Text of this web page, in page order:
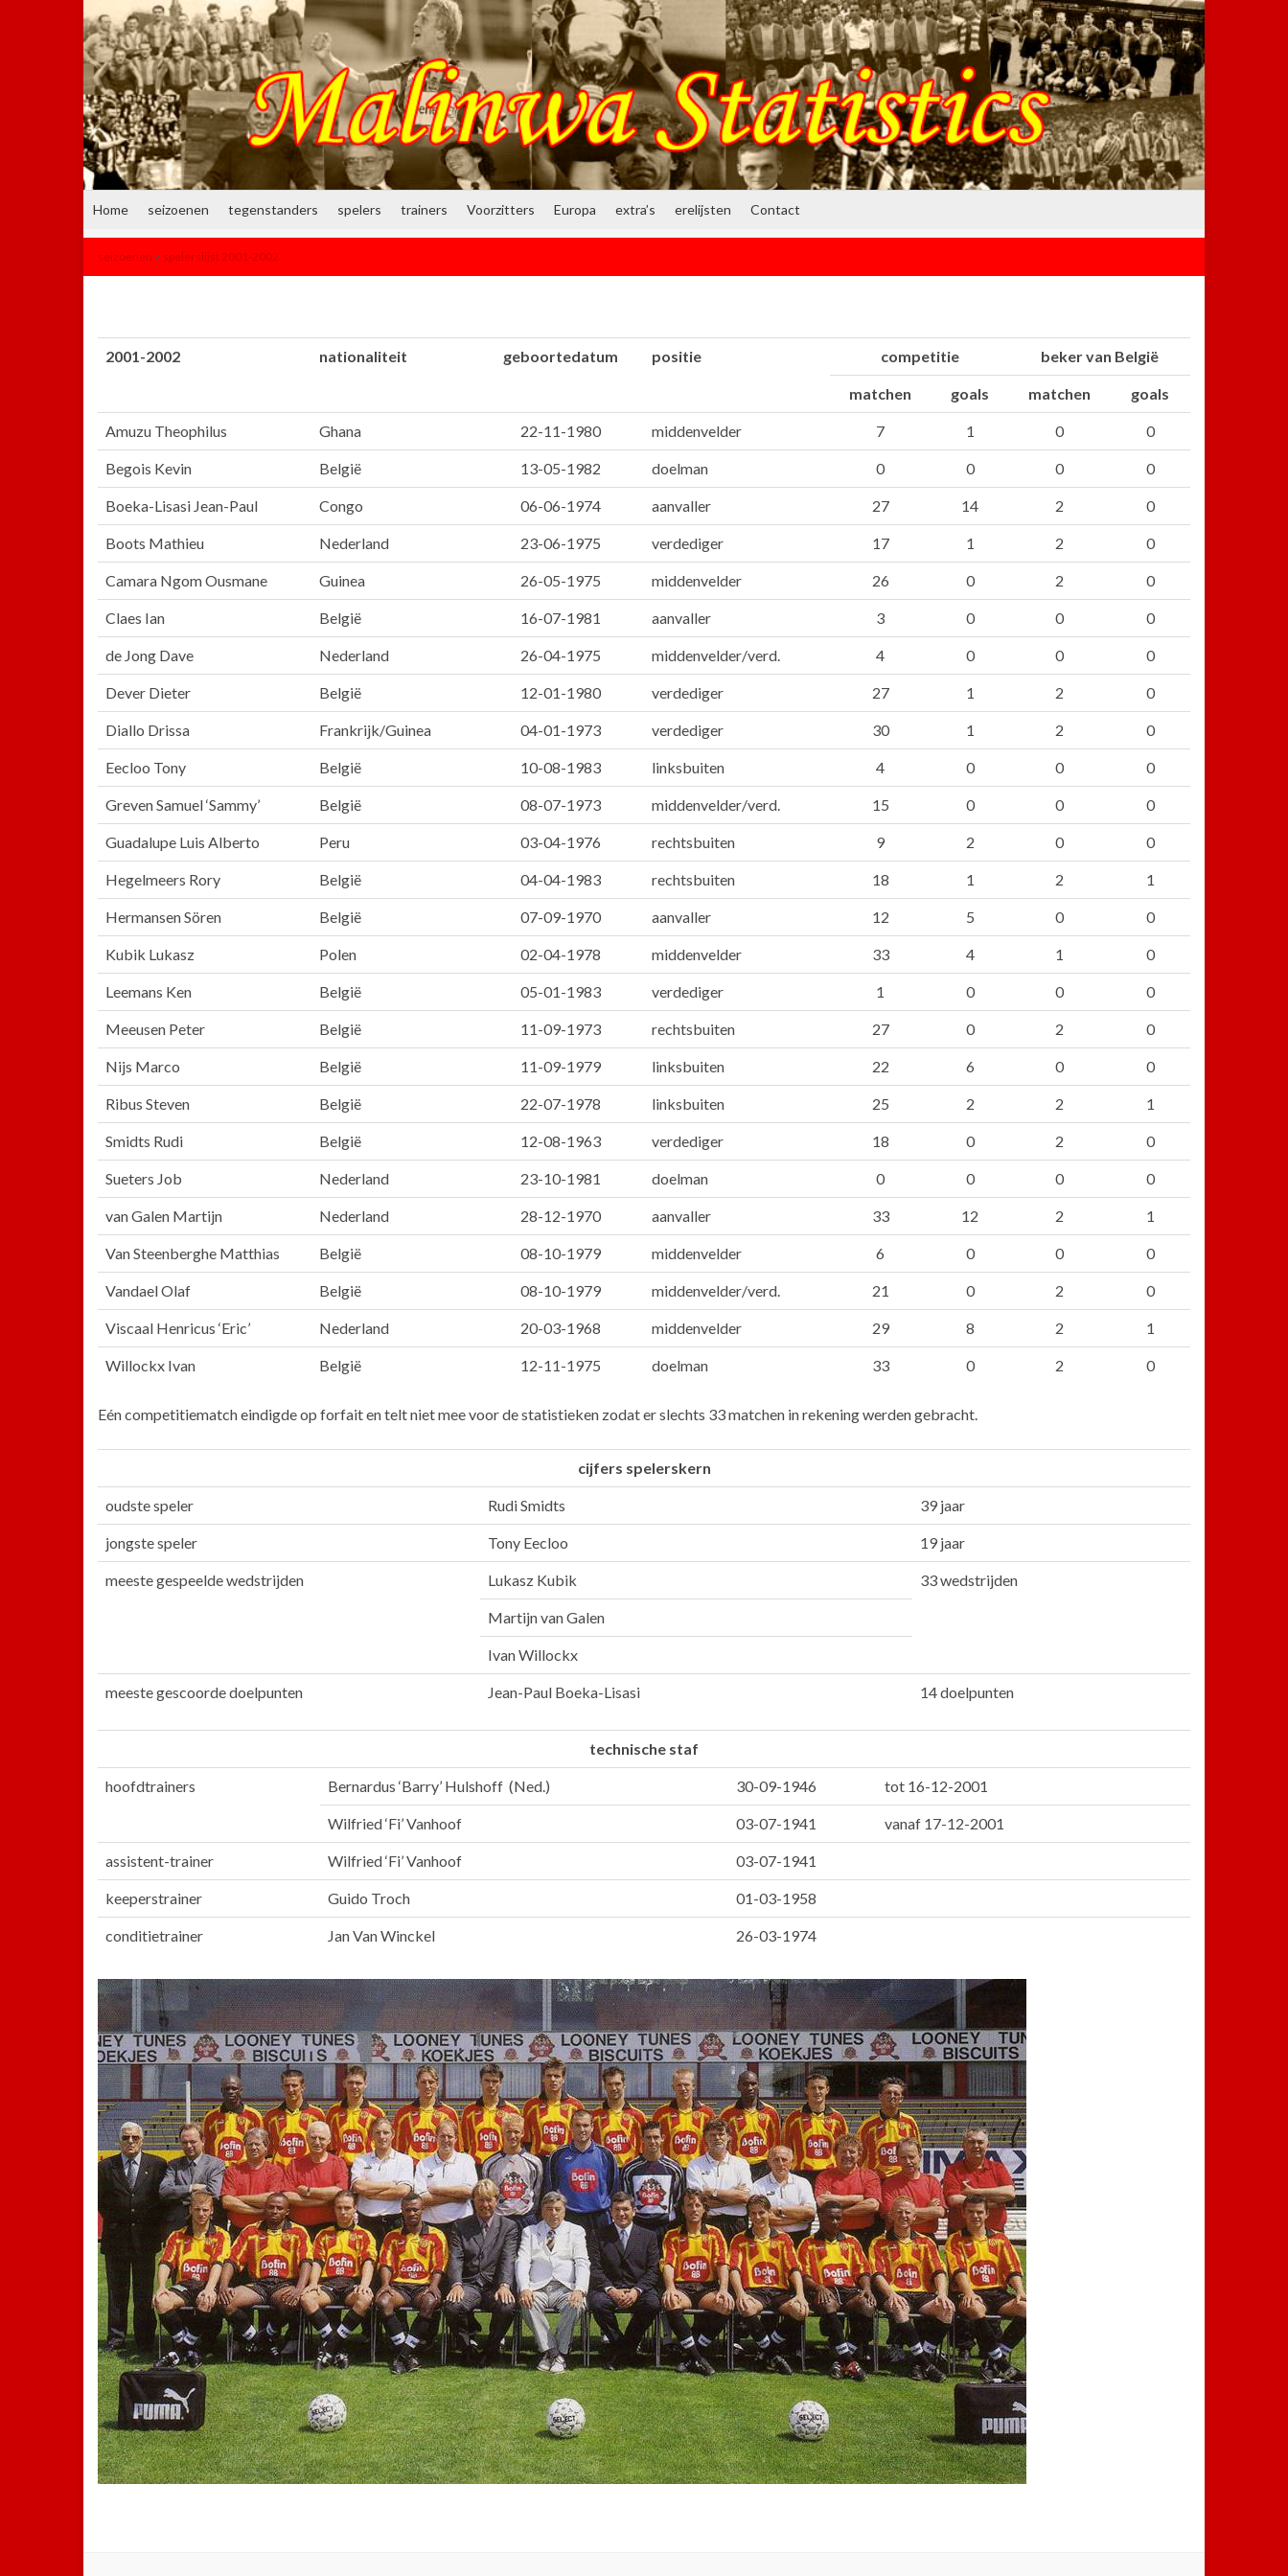
Home seizoenen tegenstanders spelers trainers Voorzitters Europa extra’s erelijsten Contact
seizoenen > spelerslijst 2001-2002
2001-2002 nationaliteit geboortedatum positie competitie beker van België
matchen goals matchen goals
Amuzu Theophilus Ghana 22-11-1980 middenvelder 7 1 0 0
Begois Kevin België 13-05-1982 doelman 0 0 0 0
Boeka-Lisasi Jean-Paul Congo 06-06-1974 aanvaller 27 14 2 0
Boots Mathieu Nederland 23-06-1975 verdediger 17 1 2 0
Camara Ngom Ousmane Guinea 26-05-1975 middenvelder 26 0 2 0
Claes Ian België 16-07-1981 aanvaller 3 0 0 0
de Jong Dave Nederland 26-04-1975 middenvelder/verd. 4 0 0 0
Dever Dieter België 12-01-1980 verdediger 27 1 2 0
Diallo Drissa Frankrijk/Guinea 04-01-1973 verdediger 30 1 2 0
Eecloo Tony België 10-08-1983 linksbuiten 4 0 0 0
Greven Samuel ‘Sammy’ België 08-07-1973 middenvelder/verd. 15 0 0 0
Guadalupe Luis Alberto Peru 03-04-1976 rechtsbuiten 9 2 0 0
Hegelmeers Rory België 04-04-1983 rechtsbuiten 18 1 2 1
Hermansen Sören België 07-09-1970 aanvaller 12 5 0 0
Kubik Lukasz Polen 02-04-1978 middenvelder 33 4 1 0
Leemans Ken België 05-01-1983 verdediger 1 0 0 0
Meeusen Peter België 11-09-1973 rechtsbuiten 27 0 2 0
Nijs Marco België 11-09-1979 linksbuiten 22 6 0 0
Ribus Steven België 22-07-1978 linksbuiten 25 2 2 1
Smidts Rudi België 12-08-1963 verdediger 18 0 2 0
Sueters Job Nederland 23-10-1981 doelman 0 0 0 0
van Galen Martijn Nederland 28-12-1970 aanvaller 33 12 2 1
Van Steenberghe Matthias België 08-10-1979 middenvelder 6 0 0 0
Vandael Olaf België 08-10-1979 middenvelder/verd. 21 0 2 0
Viscaal Henricus ‘Eric’ Nederland 20-03-1968 middenvelder 29 8 2 1
Willockx Ivan België 12-11-1975 doelman 33 0 2 0
Eén competitiematch eindigde op forfait en telt niet mee voor de statistieken zodat er slechts 33 matchen in rekening werden gebracht.
cijfers spelerskern
oudste speler Rudi Smidts 39 jaar
jongste speler Tony Eecloo 19 jaar
meeste gespeelde wedstrijden Lukasz Kubik 33 wedstrijden
Martijn van Galen
Ivan Willockx
meeste gescoorde doelpunten Jean-Paul Boeka-Lisasi 14 doelpunten
technische staf
hoofdtrainers Bernardus ‘Barry’ Hulshoff (Ned.) 30-09-1946 tot 16-12-2001
Wilfried ‘Fi’ Vanhoof 03-07-1941 vanaf 17-12-2001
assistent-trainer Wilfried ‘Fi’ Vanhoof 03-07-1941
keeperstrainer Guido Troch 01-03-1958
conditietrainer Jan Van Winckel 26-03-1974